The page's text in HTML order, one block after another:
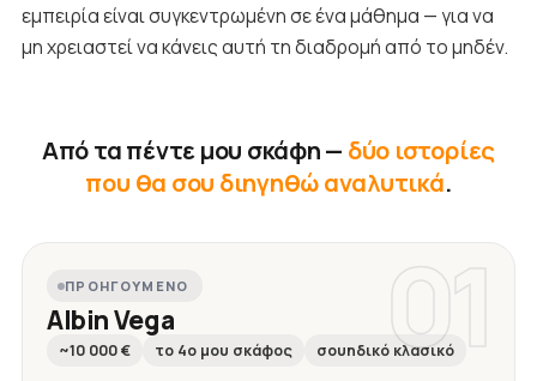
εμπειρία είναι συγκεντρωμένη σε ένα μάθημα — για να
μη χρειαστεί να κάνεις αυτή τη διαδρομή από το μηδέν.
Από τα πέντε μου σκάφη — δύο ιστορίες
που θα σου διηγηθώ αναλυτικά.
01
ΠΡΟΗΓΟΎΜΕΝΟ
Albin Vega
~10 000 € το 4ο μου σκάφος σουηδικό κλασικό